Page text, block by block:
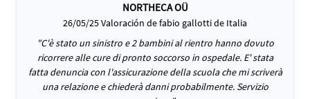
NORTHECA OÜ
26/05/25 Valoración de fabio gallotti de Italia
"C'è stato un sinistro e 2 bambini al rientro hanno dovuto
ricorrere alle cure di pronto soccorso in ospedale. E' stata
fatta denuncia con l'assicurazione della scuola che mi scriverà
una relazione e chiederà danni probabilmente. Servizio